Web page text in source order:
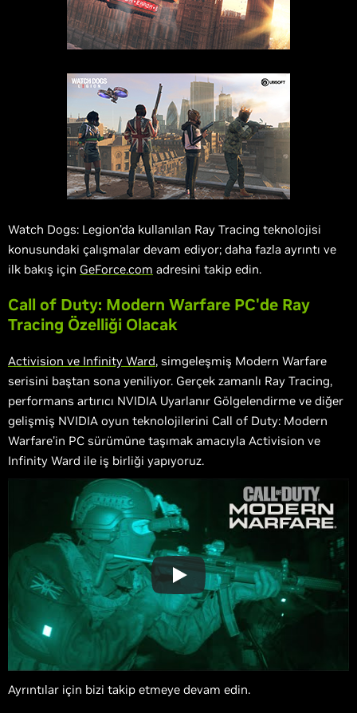
Watch Dogs: Legion’da kullanılan Ray Tracing teknolojisi
konusundaki çalışmalar devam ediyor; daha fazla ayrıntı ve
ilk bakış için GeForce.com adresini takip edin.
Call of Duty: Modern Warfare PC'de Ray
Tracing Özelliği Olacak
Activision ve Infinity Ward, simgeleşmiş Modern Warfare
serisini baştan sona yeniliyor. Gerçek zamanlı Ray Tracing,
performans artırıcı NVIDIA Uyarlanır Gölgelendirme ve diğer
gelişmiş NVIDIA oyun teknolojilerini Call of Duty: Modern
Warfare'in PC sürümüne taşımak amacıyla Activision ve
Infinity Ward ile iş birliği yapıyoruz.
Ayrıntılar için bizi takip etmeye devam edin.